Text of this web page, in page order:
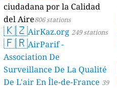
ciudadana por la Calidad
del Aire806 stations
🇰🇿AirKaz.org 249 stations
🇫🇷AirParif -
Association De
Surveillance De La Qualité
De L'air En Île-de-France 39